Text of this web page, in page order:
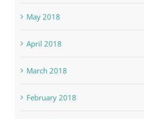
May 2018
April 2018
March 2018
February 2018